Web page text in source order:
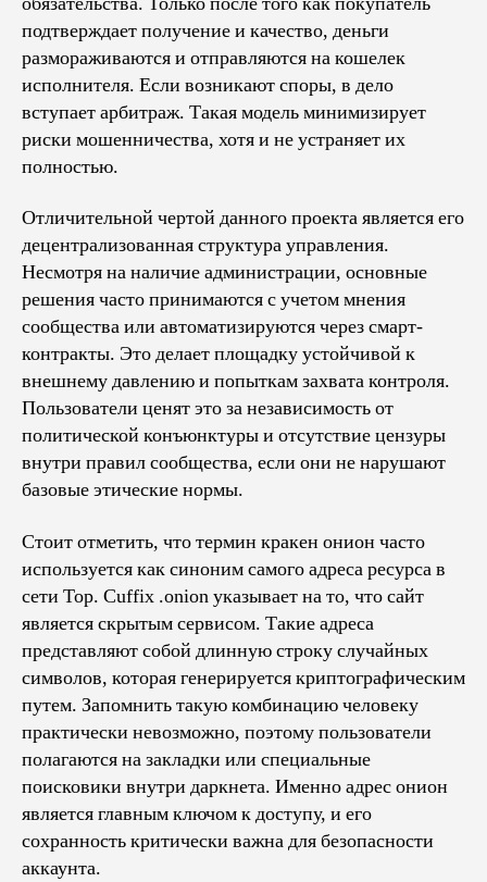
подтверждает получение и качество, деньги
размораживаются и отправляются на кошелек
исполнителя. Если возникают споры, в дело
вступает арбитраж. Такая модель минимизирует
риски мошенничества, хотя и не устраняет их
полностью.
Отличительной чертой данного проекта является его
децентрализованная структура управления.
Несмотря на наличие администрации, основные
решения часто принимаются с учетом мнения
сообщества или автоматизируются через смарт-
контракты. Это делает площадку устойчивой к
внешнему давлению и попыткам захвата контроля.
Пользователи ценят это за независимость от
политической конъюнктуры и отсутствие цензуры
внутри правил сообщества, если они не нарушают
базовые этические нормы.
Стоит отметить, что термин кракен онион часто
используется как синоним самого адреса ресурса в
сети Тор. Сuffix .onion указывает на то, что сайт
является скрытым сервисом. Такие адреса
представляют собой длинную строку случайных
символов, которая генерируется криптографическим
путем. Запомнить такую комбинацию человеку
практически невозможно, поэтому пользователи
полагаются на закладки или специальные
поисковики внутри даркнета. Именно адрес онион
является главным ключом к доступу, и его
сохранность критически важна для безопасности
аккаунта.